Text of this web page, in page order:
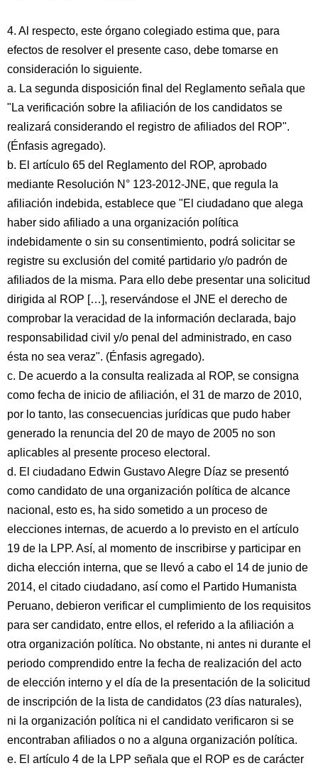
4. Al respecto, este órgano colegiado estima que, para
efectos de resolver el presente caso, debe tomarse en
consideración lo siguiente.
a. La segunda disposición final del Reglamento señala que
"La verificación sobre la afiliación de los candidatos se
realizará considerando el registro de afiliados del ROP".
(Énfasis agregado).
b. El artículo 65 del Reglamento del ROP, aprobado
mediante Resolución N° 123-2012-JNE, que regula la
afiliación indebida, establece que "El ciudadano que alega
haber sido afiliado a una organización política
indebidamente o sin su consentimiento, podrá solicitar se
registre su exclusión del comité partidario y/o padrón de
afiliados de la misma. Para ello debe presentar una solicitud
dirigida al ROP […], reservándose el JNE el derecho de
comprobar la veracidad de la información declarada, bajo
responsabilidad civil y/o penal del administrado, en caso
ésta no sea veraz". (Énfasis agregado).
c. De acuerdo a la consulta realizada al ROP, se consigna
como fecha de inicio de afiliación, el 31 de marzo de 2010,
por lo tanto, las consecuencias jurídicas que pudo haber
generado la renuncia del 20 de mayo de 2005 no son
aplicables al presente proceso electoral.
d. El ciudadano Edwin Gustavo Alegre Díaz se presentó
como candidato de una organización política de alcance
nacional, esto es, ha sido sometido a un proceso de
elecciones internas, de acuerdo a lo previsto en el artículo
19 de la LPP. Así, al momento de inscribirse y participar en
dicha elección interna, que se llevó a cabo el 14 de junio de
2014, el citado ciudadano, así como el Partido Humanista
Peruano, debieron verificar el cumplimiento de los requisitos
para ser candidato, entre ellos, el referido a la afiliación a
otra organización política. No obstante, ni antes ni durante el
periodo comprendido entre la fecha de realización del acto
de elección interno y el día de la presentación de la solicitud
de inscripción de la lista de candidatos (23 días naturales),
ni la organización política ni el candidato verificaron si se
encontraban afiliados o no a alguna organización política.
e. El artículo 4 de la LPP señala que el ROP es de carácter